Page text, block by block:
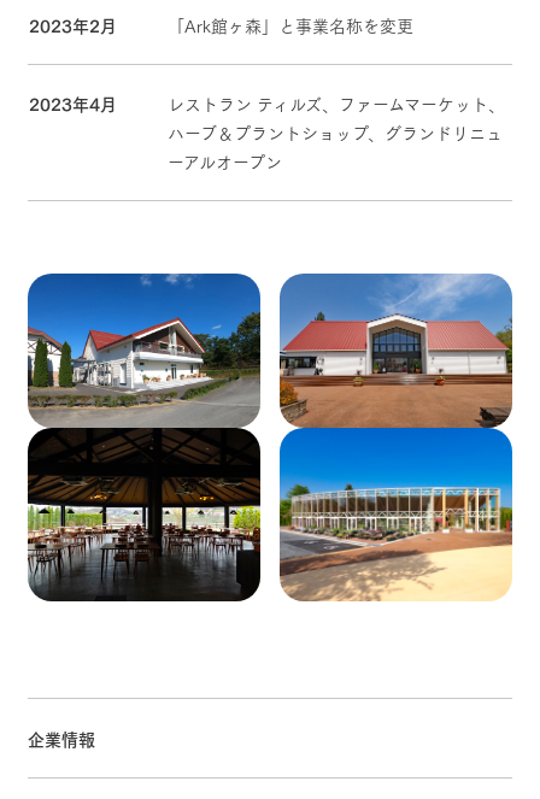
2023年2月 「Ark館ヶ森」と事業名称を変更
2023年4月
レストラン ティルズ、ファームマーケット、
ハーブ＆プラントショップ、グランドリニュ
ーアルオープン
企業情報